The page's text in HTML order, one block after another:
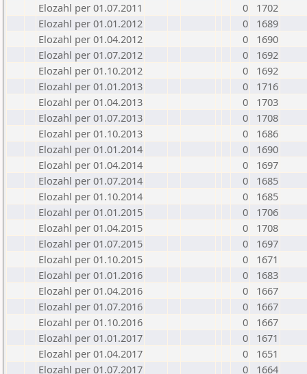
Elozahl per 01.07.2011
0
1702
Elozahl per 01.01.2012
0
1689
Elozahl per 01.04.2012
0
1690
Elozahl per 01.07.2012
0
1692
Elozahl per 01.10.2012
0
1692
Elozahl per 01.01.2013
0
1716
Elozahl per 01.04.2013
0
1703
Elozahl per 01.07.2013
0
1708
Elozahl per 01.10.2013
0
1686
Elozahl per 01.01.2014
0
1690
Elozahl per 01.04.2014
0
1697
Elozahl per 01.07.2014
0
1685
Elozahl per 01.10.2014
0
1685
Elozahl per 01.01.2015
0
1706
Elozahl per 01.04.2015
0
1708
Elozahl per 01.07.2015
0
1697
Elozahl per 01.10.2015
0
1671
Elozahl per 01.01.2016
0
1683
Elozahl per 01.04.2016
0
1667
Elozahl per 01.07.2016
0
1667
Elozahl per 01.10.2016
0
1667
Elozahl per 01.01.2017
0
1671
Elozahl per 01.04.2017
0
1651
Elozahl per 01.07.2017
0
1664